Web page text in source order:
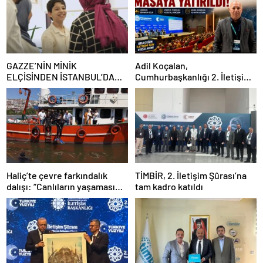
GAZZE’NİN MİNİK
ELÇİSİNDEN İSTANBUL’DA
DUYGUSAL MESAJ: “BURASI
BENİM İKİNCİ EVİM”
Adil Koçalan,
Cumhurbaşkanlığı 2. İletişim
Şûrası’na Katıldı
Haliç’te çevre farkındalık
dalışı: “Canlıların yaşaması
asla mümkün değil”
TİMBİR, 2. İletişim Şûrası’na
tam kadro katıldı